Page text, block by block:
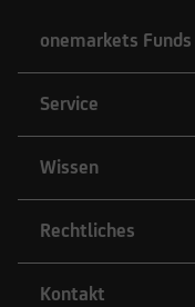
onemarkets Funds
Service
Wissen
Rechtliches
Kontakt